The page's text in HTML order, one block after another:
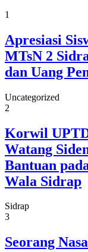
1
Apresiasi
MTsN 2
dan Uang
Uncategorized
2
Korwil
Watang
Bantuan
Wala Sidrap
Sidrap
3
Seorang